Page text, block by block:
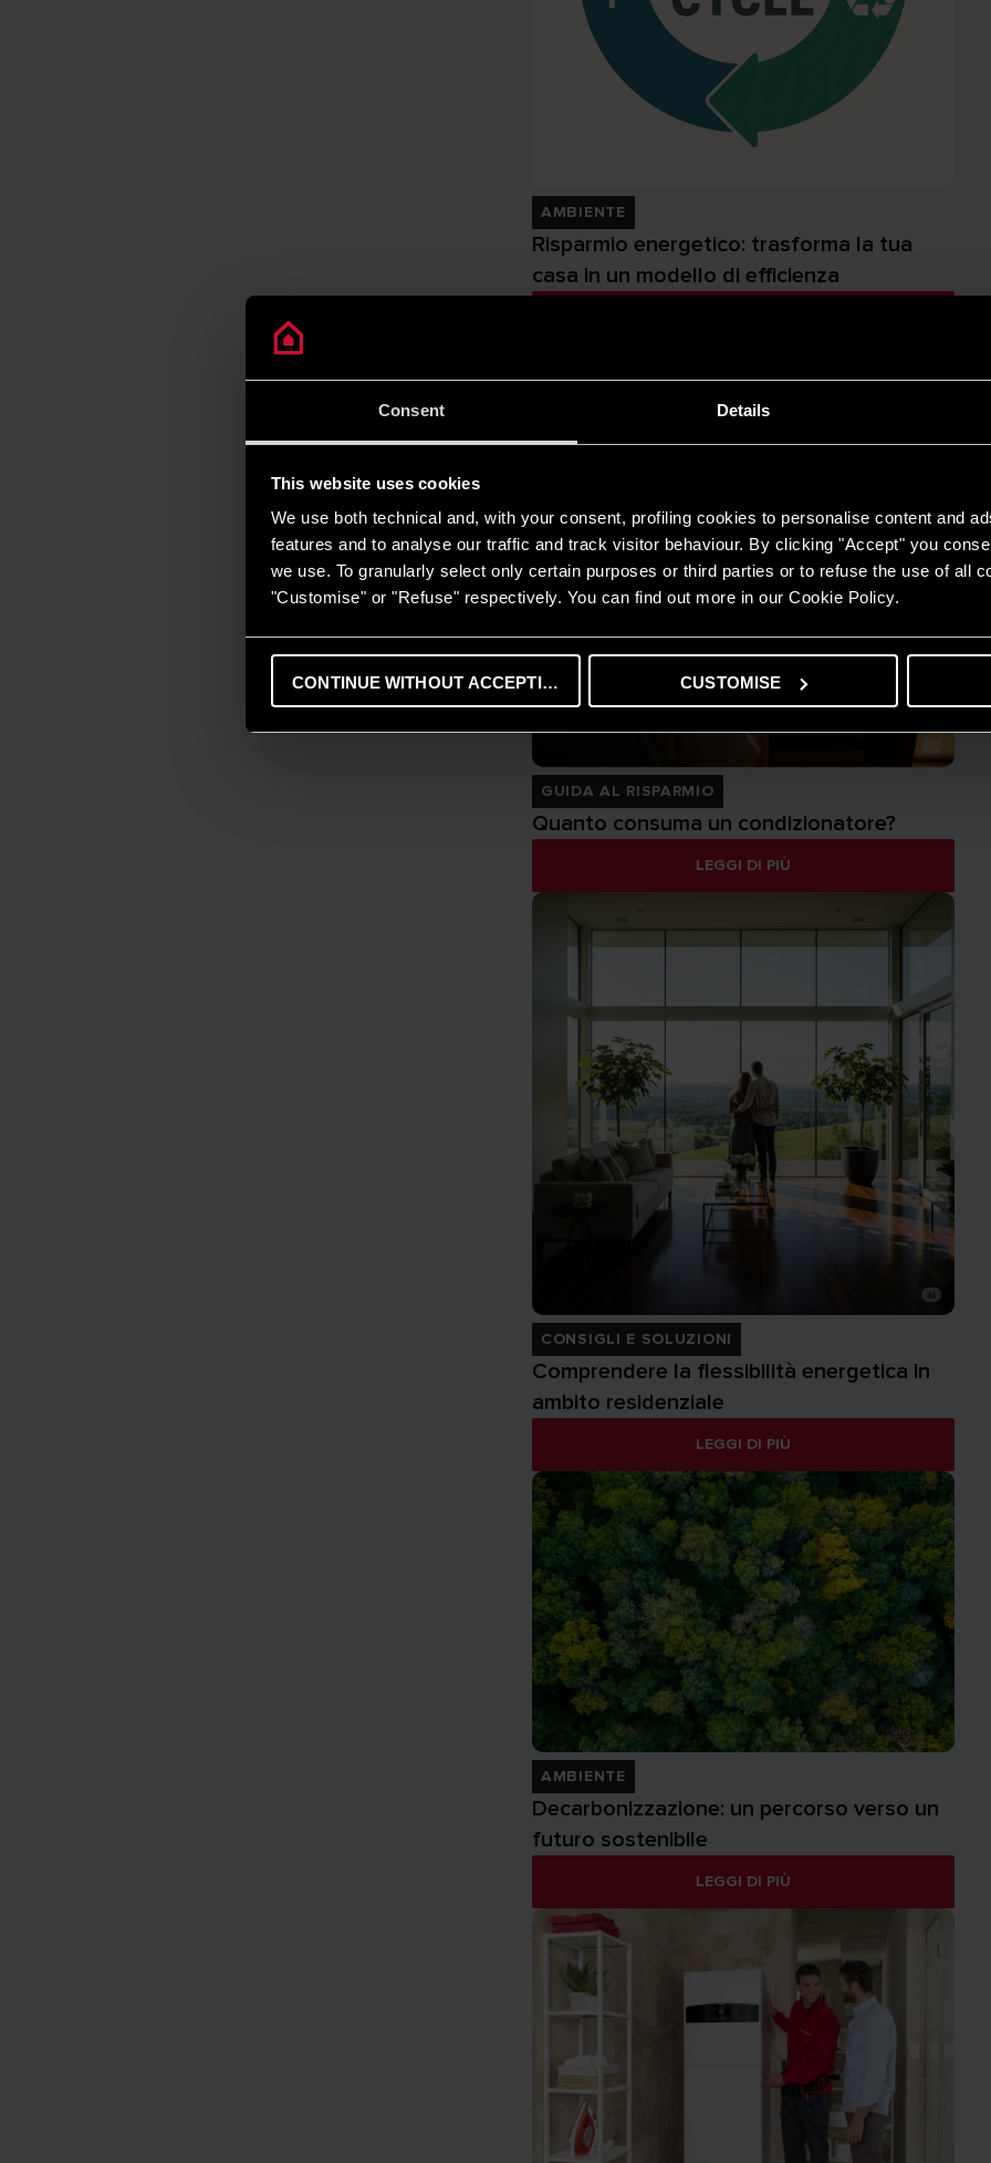
Consent Details
This website uses cookies
We use both technical and, with your consent, profiling cookies to personalise content and
features and to analyse our traffic and track visitor behaviour. By clicking "Accept" you
we use. To granularly select only certain purposes or third parties or to refuse the use of all
"Customise" or "Refuse" respectively. You can find out more in our Cookie Policy.
CONTINUE WITHOUT ACCEPTING CUSTOMISE
AMBIENTE
Risparmio energetico: trasforma la tua
casa in un modello di efficienza
GUIDA AL RISPARMIO
Quanto consuma un condizionatore?
LEGGI DI PIÙ
CONSIGLI E SOLUZIONI
Comprendere la flessibilità energetica in
ambito residenziale
LEGGI DI PIÙ
AMBIENTE
Decarbonizzazione: un percorso verso un
futuro sostenibile
LEGGI DI PIÙ